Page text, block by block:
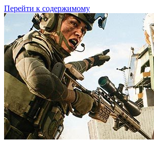
Перейти к содержимому